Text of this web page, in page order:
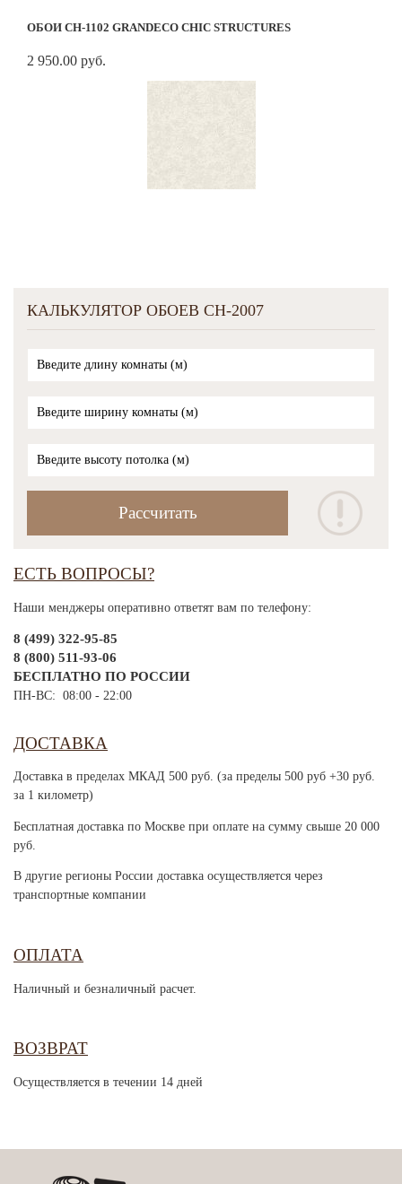
ОБОИ CH-1102 GRANDECO CHIC STRUCTURES
2 950.00 руб.
КАЛЬКУЛЯТОР ОБОЕВ CH-2007
ЕСТЬ ВОПРОСЫ?
Наши менджеры оперативно ответят вам по телефону:
8 (499) 322-95-85
8 (800) 511-93-06
БЕСПЛАТНО ПО РОССИИ
ПН-ВС: 08:00 - 22:00
ДОСТАВКА
Доставка в пределах МКАД 500 руб. (за пределы 500 руб +30 руб.
за 1 километр)
Бесплатная доставка по Москве при оплате на сумму свыше 20 000
руб.
В другие регионы России доставка осуществляется через
транспортные компании
ОПЛАТА
Наличный и безналичный расчет.
ВОЗВРАТ
Осуществляется в течении 14 дней